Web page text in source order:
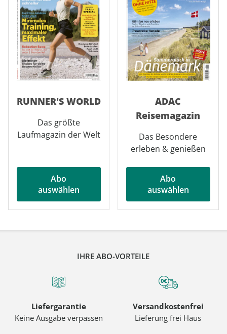
RUNNER'S WORLD
Das größte
Laufmagazin der Welt
Abo
auswählen
ADAC
Reisemagazin
Das Besondere
erleben & genießen
Abo
auswählen
IHRE ABO-VORTEILE
Liefergarantie
Keine Ausgabe verpassen
Versandkostenfrei
Lieferung frei Haus